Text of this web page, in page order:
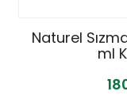
Naturel
ml